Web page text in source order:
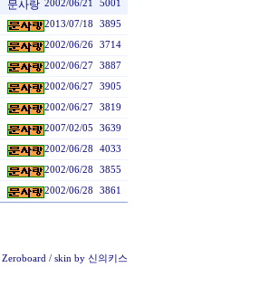
문사랑 2002/06/21 5001
2013/07/18 3895
2002/06/26 3714
2002/06/27 3887
2002/06/27 3905
2002/06/27 3819
2007/02/05 3639
2002/06/28 4033
2002/06/28 3855
2002/06/28 3861
Zeroboard / skin by 신의키스